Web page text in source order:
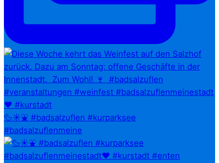
🦆☀️⛲ #badsalzuflen #kurparksee
#badsalzuflenmeine